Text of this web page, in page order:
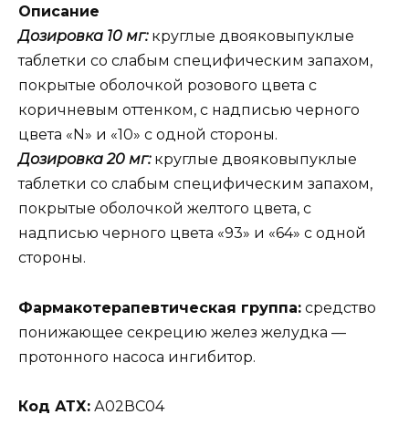
Описание
Дозировка 10 мг:круглые двояковыпуклые
таблетки со слабым специфическим запахом,
покрытые оболочкой розового цвета с
коричневым оттенком, с надписью черного
цвета «N» и «10» с одной стороны.
Дозировка 20 мг:круглые двояковыпуклые
таблетки со слабым специфическим запахом,
покрытые оболочкой желтого цвета, с
надписью черного цвета «93» и «64» с одной
стороны.
Фармакотерапевтическая группа: средство
понижающее секрецию желез желудка —
протонного насоса ингибитор.
Код АТХ: А02ВС04